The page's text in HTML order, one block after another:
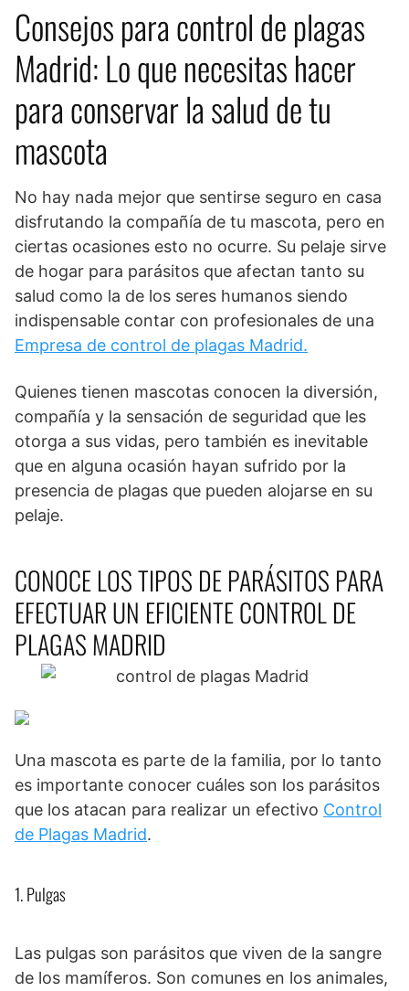
Consejos para control de plagas
Madrid: Lo que necesitas hacer
para conservar la salud de tu
mascota
No hay nada mejor que sentirse seguro en casa
disfrutando la compañía de tu mascota, pero en
ciertas ocasiones esto no ocurre. Su pelaje sirve
de hogar para parásitos que afectan tanto su
salud como la de los seres humanos siendo
indispensable contar con profesionales de una
Empresa de control de plagas Madrid.
Quienes tienen mascotas conocen la diversión,
compañía y la sensación de seguridad que les
otorga a sus vidas, pero también es inevitable
que en alguna ocasión hayan sufrido por la
presencia de plagas que pueden alojarse en su
pelaje.
CONOCE LOS TIPOS DE PARÁSITOS PARA
EFECTUAR UN EFICIENTE CONTROL DE
PLAGAS MADRID
Una mascota es parte de la familia, por lo tanto
es importante conocer cuáles son los parásitos
que los atacan para realizar un efectivo Control
de Plagas Madrid.
1. Pulgas
Las pulgas son parásitos que viven de la sangre
de los mamíferos. Son comunes en los animales,